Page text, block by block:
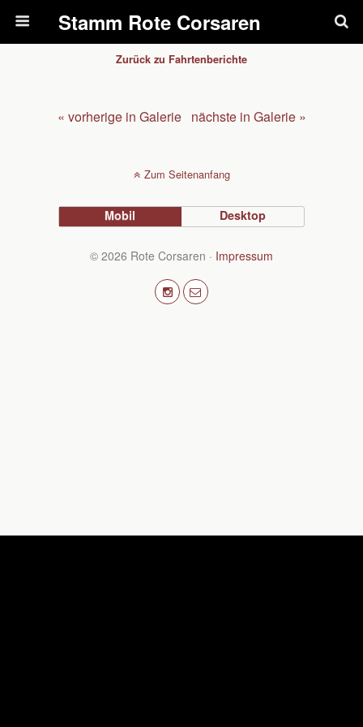
Zurück zu Fahrtenberichte
« vorherige in Galerie nächste in Galerie »
Zum Seitenanfang
Mobil Desktop
© 2026 Rote Corsaren · Impressum